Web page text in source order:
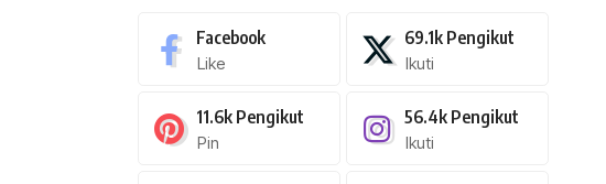
Facebook
Like
69.1k Pengikut
Ikuti
11.6k Pengikut
Pin
56.4k Pengikut
Ikuti